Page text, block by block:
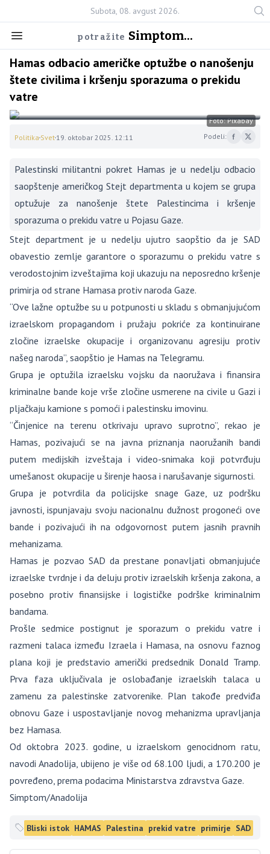
Subota, 08. avgust 2026.
potražite Simptom...
Hamas odbacio američke optužbe o nanošenju
štete civilima i kršenju sporazuma o prekidu
vatre
Foto: Pixabay
Politika Svet 19. oktobar 2025. 12:11 Podeli:
Palestinski militantni pokret Hamas je u nedelju odbacio
saopštenje američkog Stejt departmenta u kojem se grupa
optužuje za nanošenje štete Palestincima i kršenje
sporazuma o prekidu vatre u Pojasu Gaze.
Stejt department je u nedelju ujutro saopštio da je SAD
obavestio zemlje garantore o sporazumu o prekidu vatre s
verodostojnim izveštajima koji ukazuju na neposredno kršenje
primirja od strane Hamasa protiv naroda Gaze.
“Ove lažne optužbe su u potpunosti u skladu s obmanjujućom
izraelskom propagandom i pružaju pokriće za kontinuirane
zločine izraelske okupacije i organizovanu agresiju protiv
našeg naroda”, saopštio je Hamas na Telegramu.
Grupa je optužila izraelsku vojsku da naoružava i finansira
kriminalne bande koje vrše zločine usmerene na civile u Gazi i
pljačkaju kamione s pomoći i palestinsku imovinu.
“Činjenice na terenu otkrivaju upravo suprotno”, rekao je
Hamas, pozivajući se na javna priznanja naoružanih bandi
putem medijskih izveštaja i video-snimaka koji potvrđuju
umešanost okupacije u širenje haosa i narušavanje sigurnosti.
Grupa je potvrdila da policijske snage Gaze, uz podršku
javnosti, ispunjavaju svoju nacionalnu dužnost progoneći ove
bande i pozivajući ih na odgovornost putem jasnih pravnih
mehanizama.
Hamas je pozvao SAD da prestane ponavljati obmanjujuće
izraelske tvrdnje i da deluju protiv izraelskih kršenja zakona, a
posebno protiv finansijske i logističke podrške kriminalnim
bandama.
Prošle sedmice postignut je sporazum o prekidu vatre i
razmeni talaca između Izraela i Hamasa, na osnovu faznog
plana koji je predstavio američki predsednik Donald Tramp.
Prva faza uključivala je oslobađanje izraelskih talaca u
zamenu za palestinske zatvorenike. Plan takođe predviđa
obnovu Gaze i uspostavljanje novog mehanizma upravljanja
bez Hamasa.
Od oktobra 2023. godine, u izraelskom genocidnom ratu,
navodi Anadolija, ubijeno je više od 68.100 ljudi, a 170.200 je
povređeno, prema podacima Ministarstva zdravstva Gaze.
Simptom/Anadolija
Bliski istok HAMAS Palestina prekid vatre primirje SAD